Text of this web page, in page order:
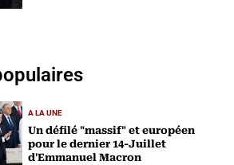
A LA UNE
Un défilé "massif" et européen
pour le dernier 14-Juillet
d'Emmanuel Macron